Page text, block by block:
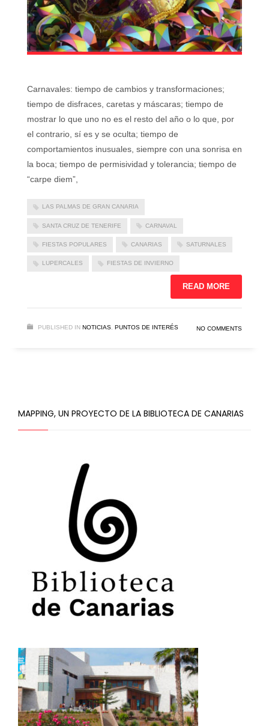
Carnavales: tiempo de cambios y transformaciones;
tiempo de disfraces, caretas y máscaras; tiempo de
mostrar lo que uno no es el resto del año o lo que, por
el contrario, sí es y se oculta; tiempo de
comportamientos inusuales, siempre con una sonrisa en
la boca; tiempo de permisividad y tolerancia; tiempo de
“carpe diem”,
LAS PALMAS DE GRAN CANARIA
SANTA CRUZ DE TENERIFE CARNAVAL
FIESTAS POPULARES CANARIAS SATURNALES
LUPERCALES FIESTAS DE INVIERNO
READ MORE
PUBLISHED IN NOTICIAS PUNTOS DE INTERÉS NO COMMENTS
MAPPING, UN PROYECTO DE LA BIBLIOTECA DE CANARIAS